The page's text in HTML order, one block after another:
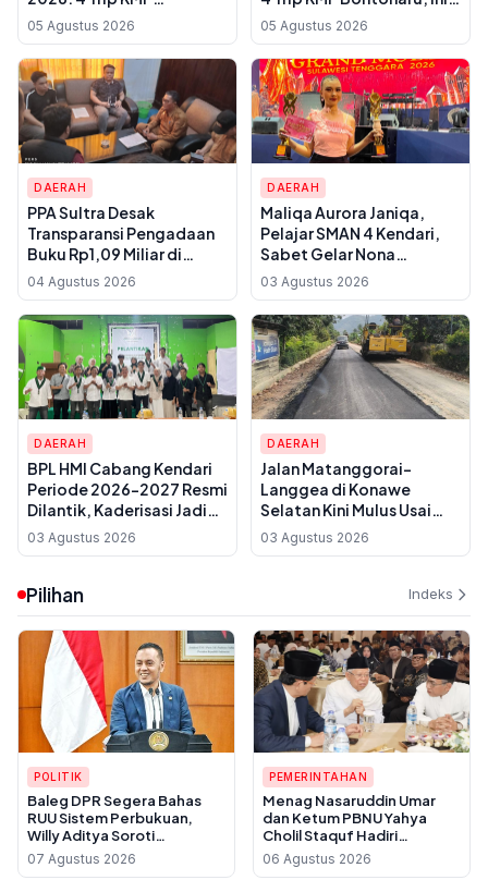
Bontoharu dan Rincian
Harga Tiket Dewasa
hingga Kendaraan
Golongan IX
05 Agustus 2026
Rincian Harga Tiket
Dewasa hingga Golongan
IX
05 Agustus 2026
DAERAH
PPA Sultra Desak
Transparansi Pengadaan
Buku Rp1,09 Miliar di
Konawe, Plt Kadis Dikbud
Buka Suara soal Dua
Paket Anggaran
04 Agustus 2026
DAERAH
Maliqa Aurora Janiqa,
Pelajar SMAN 4 Kendari,
Sabet Gelar Nona
Indonesia Sultra 2026 dan
Siap Berlaga di
Yogyakarta
03 Agustus 2026
DAERAH
BPL HMI Cabang Kendari
Periode 2026-2027 Resmi
Dilantik, Kaderisasi Jadi
Prioritas Utama
03 Agustus 2026
DAERAH
Jalan Matanggorai–
Langgea di Konawe
Selatan Kini Mulus Usai
Dihabiskan Rp 7 Miliar,
Warga Sebut Baru
03 Agustus 2026
Pilihan Indeks
POLITIK
Baleg DPR Segera Bahas
RUU Sistem Perbukuan,
Willy Aditya Soroti
Maraknya Penerbit Gulung
Tikar
07 Agustus 2026
PEMERINTAHAN
Menag Nasaruddin Umar
dan Ketum PBNU Yahya
Cholil Staquf Hadiri
Peluncuran Buku Pemikiran
KH Ma'ruf Amin Jelang
06 Agustus 2026